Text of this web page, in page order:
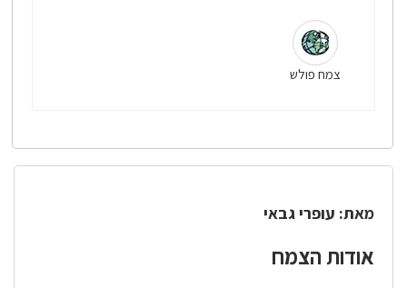
צמח פולש
מאת: עופרי גבאי
אודות הצמח